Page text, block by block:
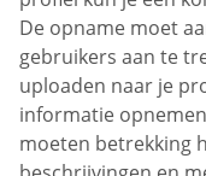
De opname moet
gebruikers aan te
uploaden naar je
informatie
moeten betrekking